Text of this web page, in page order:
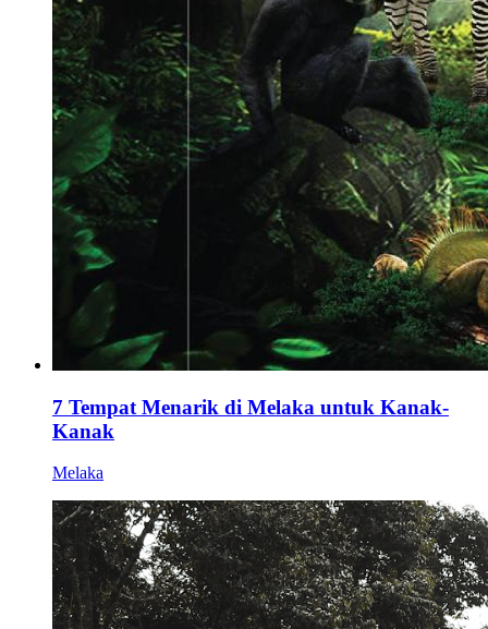
7 Tempat Menarik di Melaka untuk Kanak-
Kanak
Melaka